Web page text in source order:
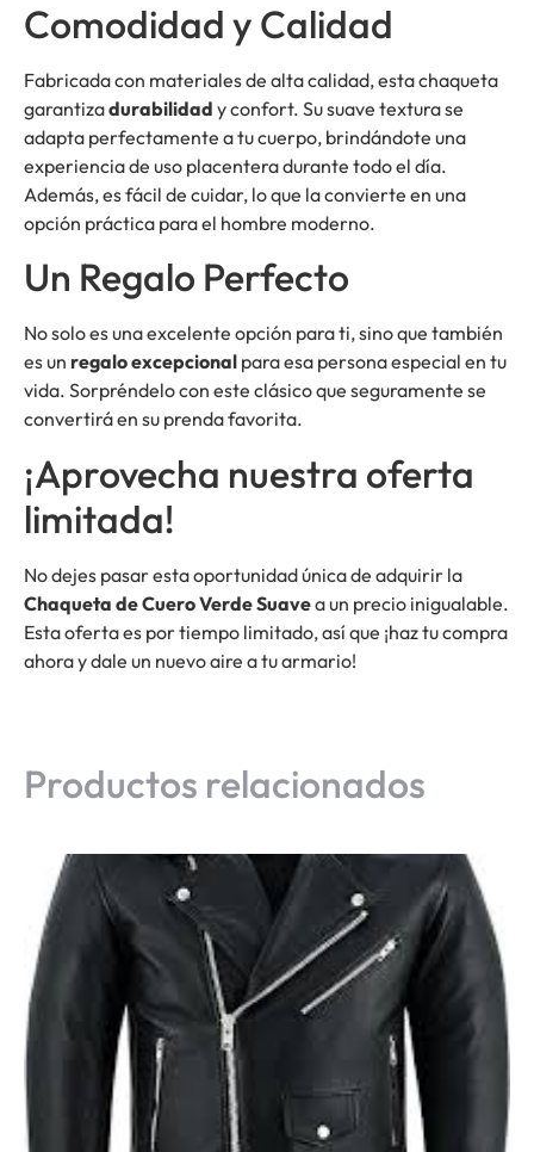
Comodidad y Calidad
Fabricada con materiales de alta calidad, esta chaqueta
garantizadurabilidad y confort. Su suave textura se
adapta perfectamente a tu cuerpo, brindándote una
experiencia de uso placentera durante todo el día.
Además, es fácil de cuidar, lo que la convierte en una
opción práctica para el hombre moderno.
Un Regalo Perfecto
No solo es una excelente opción para ti, sino que también
es un regalo excepcional para esa persona especial en tu
vida. Sorpréndelo con este clásico que seguramente se
convertirá en su prenda favorita.
¡Aprovecha nuestra oferta
limitada!
No dejes pasar esta oportunidad única de adquirir la
Chaqueta de Cuero Verde Suavea un precio inigualable.
Esta oferta es por tiempo limitado, así que ¡haz tu compra
ahora y dale un nuevo aire a tu armario!
Productos relacionados